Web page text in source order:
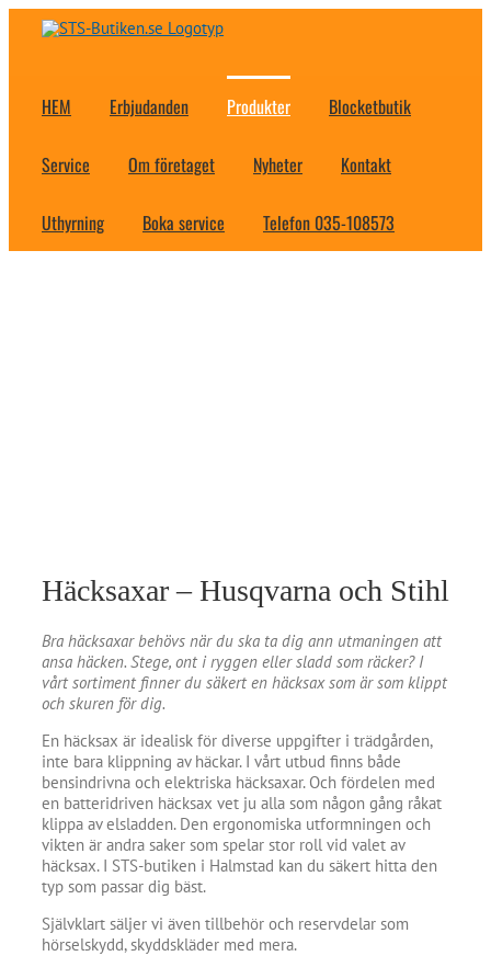
Fortsätt
HEM Erbjudanden Produkter Blocketbutik
Service Om företaget Nyheter Kontakt
Uthyrning Boka service Telefon 035-108573
Häcksaxar – Husqvarna och Stihl
Bra häcksaxar behövs när du ska ta dig ann utmaningen att
ansa häcken. Stege, ont i ryggen eller sladd som räcker? I
vårt sortiment finner du säkert en häcksax som är som klippt
och skuren för dig.
En häcksax är idealisk för diverse uppgifter i trädgården,
inte bara klippning av häckar. I vårt utbud finns både
bensindrivna och elektriska häcksaxar. Och fördelen med
en batteridriven häcksax vet ju alla som någon gång råkat
klippa av elsladden. Den ergonomiska utformningen och
vikten är andra saker som spelar stor roll vid valet av
häcksax. I STS-butiken i Halmstad kan du säkert hitta den
typ som passar dig bäst.
Självklart säljer vi även tillbehör och reservdelar som
hörselskydd, skyddskläder med mera.